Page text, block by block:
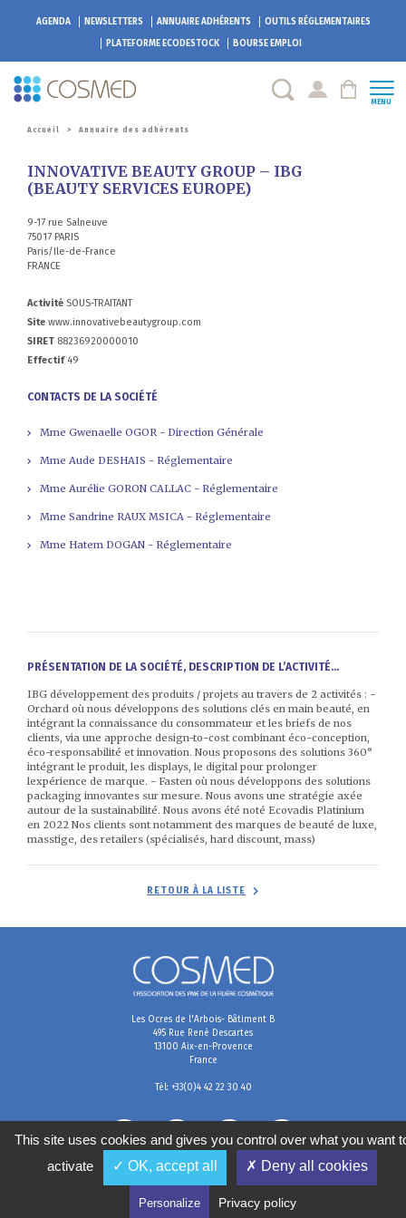
AGENDA NEWSLETTERS ANNUAIRE ADHÉRENTS
OUTILS RÉGLEMENTAIRES
PLATEFORMEECODESTOCK BOURSE EMPLOI
MENU
Accueil > Annuaire des adhérents
INNOVATIVE BEAUTY GROUP – IBG
(BEAUTY SERVICES EUROPE)
9-17 rue Salneuve
75017 PARIS
Paris/Ile-de-France
FRANCE
Activité SOUS-TRAITANT
Site www.innovativebeautygroup.com
SIRET 88236920000010
Effectif49
CONTACTS DE LA SOCIÉTÉ
Mme Gwenaelle OGOR - Direction Générale
Mme Aude DESHAIS - Réglementaire
Mme Aurélie GORON CALLAC - Réglementaire
Mme Sandrine RAUX MSICA - Réglementaire
Mme Hatem DOGAN - Réglementaire
PRÉSENTATION DE LA SOCIÉTÉ, DESCRIPTION DE L’ACTIVITÉ...
IBG développement des produits / projets au travers de 2 activités : -
Orchard où nous développons des solutions clés en main beauté, en
intégrant la connaissance du consommateur et les briefs de nos
clients, via une approche design-to-cost combinant éco-conception,
éco-responsabilité et innovation. Nous proposons des solutions 360°
intégrant le produit, les displays, le digital pour prolonger
lexpérience de marque. - Fasten où nous développons des solutions
packaging innovantes sur mesure. Nous avons une stratégie axée
autour de la sustainabilité. Nous avons été noté Ecovadis Platinium
en 2022 Nos clients sont notamment des marques de beauté de luxe,
masstige, des retailers (spécialisés, hard discount, mass)
RETOUR À LA LISTE
Les Ocres de l'Arbois- Bâtiment B
495 Rue René Descartes
13100 Aix-en-Provence
France
Tél: +33(0)4 42 22 30 40
Conditions générales de vente Politique de confidentialité
This site uses cookies and gives you control over what you want
activate
✓ OK, accept all ✗ Deny all cookies
Personalize Privacy policy